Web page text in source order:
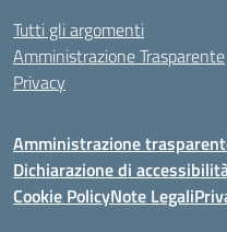
Tutti gli argomenti
Amministrazione Trasparente
Privacy
Amministrazione
Dichiarazione di
Cookie PolicyNote Legali